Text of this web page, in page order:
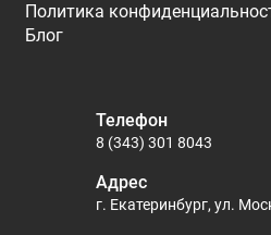
Политика
Блог
Телефон
8 (343) 301 8043
Адрес
г. Екатеринбург, ул.